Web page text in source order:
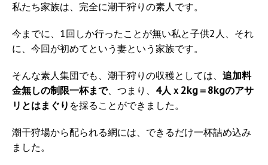
私たち家族は、完全に潮干狩りの素人です。
今までに、1回しか行ったことが無い私と子供2人、それ
に、今回が初めてという妻という家族です。
そんな素人集団でも、潮干狩りの収穫としては、 追加料
金無しの制限一杯まで、つまり、 4人ｘ2kg＝8kgのアサ
リとはまぐり を採ることができました。
潮干狩場から配られる網には、できるだけ一杯詰め込み
ました。